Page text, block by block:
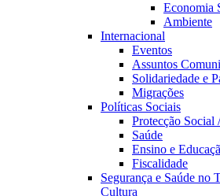
Economia
Ambiente
Internacional
Eventos
Assuntos
Solidariedade e
Migrações
Políticas Sociais
Protecção Social
Saúde
Ensino e
Fiscalidade
Segurança e Saúde no
Cultura